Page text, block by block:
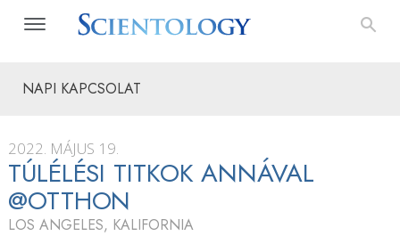
NAPI KAPCSOLAT
2022. MÁJUS 19.
TÚLÉLÉSI TITKOK ANNÁVAL
@OTTHON
LOS ANGELES, KALIFORNIA